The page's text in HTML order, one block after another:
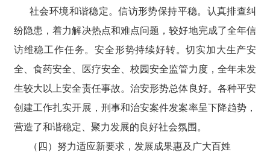
社会环境和谐稳定。信访形势保持平稳。认真排查纠
纷隐患，着力解决热点和难点问题，较好地完成了全年信
访维稳工作任务。安全形势持续好转。切实加大生产安
全、食药安全、医疗安全、校园安全监管力度，全年未发
生较大以上安全责任事故。治安形势总体良好。各种平安
创建工作扎实开展，刑事和治安案件发案率呈下降趋势，
营造了和谐稳定、聚力发展的良好社会氛围。
（四）努力适应新要求，发展成果惠及广大百姓